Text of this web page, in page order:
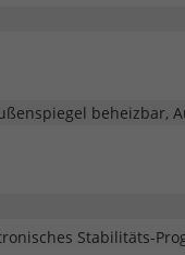
beheizbar,
Stabilitäts-